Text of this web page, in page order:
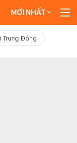
MỚI NHẤT
Trung Đông